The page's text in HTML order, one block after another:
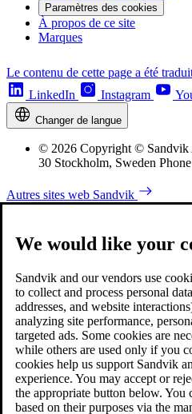
Paramètres des cookies
À propos de ce site
Marques
Le contenu de cette page a été
LinkedIn
Instagram
Changer de langue
© 2026 Copyright © Sandvik
30 Stockholm, Sweden
Autres sites web Sandvik
We would like your
Sandvik and our vendors use
to collect and process personal
addresses, and website
analyzing site performance,
targeted ads. Some cookies are
while others are used only if you
cookies help us support Sandvik
experience. You may accept or
the appropriate button below. You
based on their purposes via the